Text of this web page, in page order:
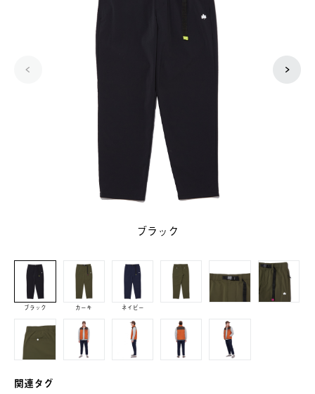
ブラック
ブラック カーキ ネイビー
関連タグ